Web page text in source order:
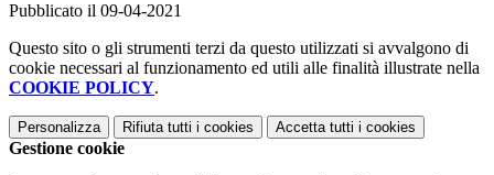
Pubblicato il 09-04-2021
Questo sito o gli strumenti terzi da questo utilizzati si avvalgono di
cookie necessari al funzionamento ed utili alle finalità illustrate nella
COOKIE POLICY.
Personalizza Rifiuta tutti i cookies Accetta tutti i cookies
Gestione cookie